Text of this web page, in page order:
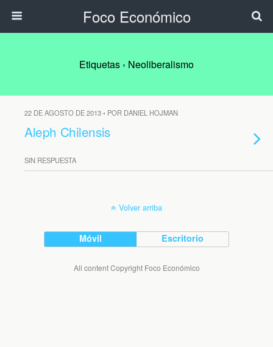
Foco Económico
Etiquetas › Neoliberalismo
22 DE AGOSTO DE 2013 • POR DANIEL HOJMAN
Aleph Chilensis
SIN RESPUESTA
Volver arriba
Móvil Escritorio
All content Copyright Foco Económico